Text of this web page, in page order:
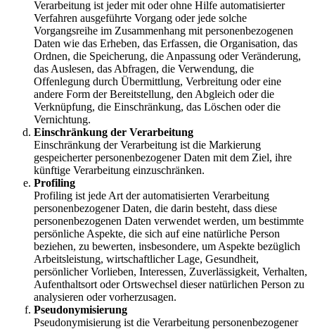
Verarbeitung ist jeder mit oder ohne Hilfe automatisierter
Verfahren ausgeführte Vorgang oder jede solche
Vorgangsreihe im Zusammenhang mit personenbezogenen
Daten wie das Erheben, das Erfassen, die Organisation, das
Ordnen, die Speicherung, die Anpassung oder Veränderung,
das Auslesen, das Abfragen, die Verwendung, die
Offenlegung durch Übermittlung, Verbreitung oder eine
andere Form der Bereitstellung, den Abgleich oder die
Verknüpfung, die Einschränkung, das Löschen oder die
Vernichtung.
Einschränkung der Verarbeitung
Einschränkung der Verarbeitung ist die Markierung
gespeicherter personenbezogener Daten mit dem Ziel, ihre
künftige Verarbeitung einzuschränken.
Profiling
Profiling ist jede Art der automatisierten Verarbeitung
personenbezogener Daten, die darin besteht, dass diese
personenbezogenen Daten verwendet werden, um bestimmte
persönliche Aspekte, die sich auf eine natürliche Person
beziehen, zu bewerten, insbesondere, um Aspekte bezüglich
Arbeitsleistung, wirtschaftlicher Lage, Gesundheit,
persönlicher Vorlieben, Interessen, Zuverlässigkeit, Verhalten,
Aufenthaltsort oder Ortswechsel dieser natürlichen Person zu
analysieren oder vorherzusagen.
Pseudonymisierung
Pseudonymisierung ist die Verarbeitung personenbezogener